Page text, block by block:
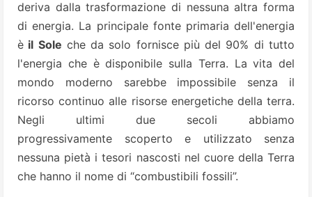
deriva dalla trasformazione di nessuna altra forma
di energia. La principale fonte primaria dell'energia
è il Sole che da solo fornisce più del 90% di tutto
l'energia che è disponibile sulla Terra. La vita del
mondo moderno sarebbe impossibile senza il
ricorso continuo alle risorse energetiche della terra.
Negli ultimi due secoli abbiamo
progressivamente scoperto e utilizzato senza
nessuna pietà i tesori nascosti nel cuore della Terra
che hanno il nome di “combustibili fossili”.